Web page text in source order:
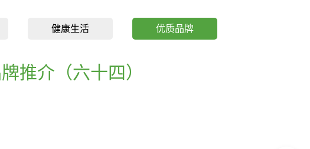
健康生活 优质品牌
推介（六十四）